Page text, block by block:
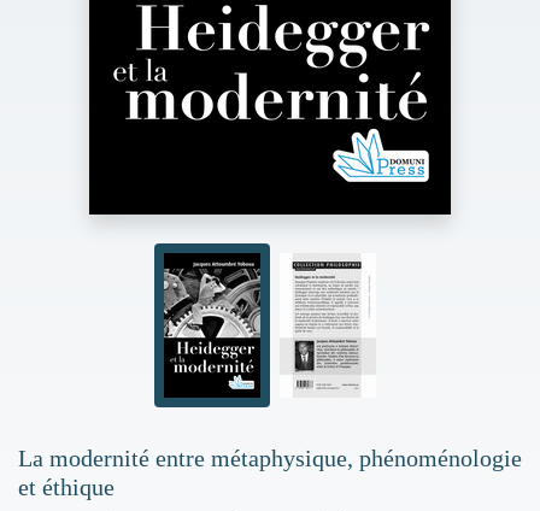
La modernité entre métaphysique, phénoménologie
et éthique